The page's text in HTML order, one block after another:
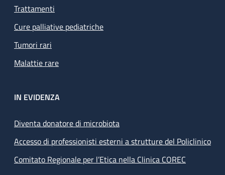
Trattamenti
Cure palliative pediatriche
Tumori rari
Malattie rare
IN EVIDENZA
Diventa donatore di microbiota
Accesso di professionisti esterni a strutture del Policlinico
Comitato Regionale per l’Etica nella Clinica COREC